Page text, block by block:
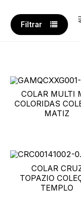
Filtrar
COLAR MULTI
COLORIDAS
MATIZ
COLAR
TOPAZIO
TEMPLO